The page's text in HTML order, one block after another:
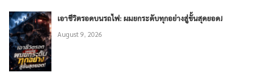
เอาชีวิตรอดบนรถไฟ: ผมยกระดับทุกอย่างสู่ขั้นสุดยอด!
August 9, 2026